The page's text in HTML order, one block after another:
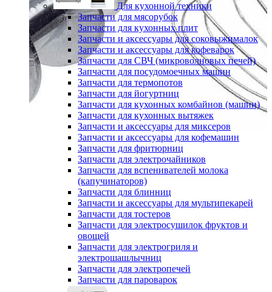
Для кухонной техники
Запчасти для мясорубок
Запчасти для кухонных плит
Запчасти и аксессуары для соковыжималок
Запчасти и аксессуары для кофеварок
Запчасти для СВЧ (микроволновых печей)
Запчасти для посудомоечных машин
Запчасти для термопотов
Запчасти для йогуртниц
Запчасти для кухонных комбайнов (машин)
Запчасти для кухонных вытяжек
Запчасти и аксессуары для миксеров
Запчасти и аксессуары для кофемашин
Запчасти для фритюрниц
Запчасти для электрочайников
Запчасти для вспенивателей молока
(капучинаторов)
Запчасти для блинниц
Запчасти и аксессуары для мультипекарей
Запчасти для тостеров
Запчасти для электросушилок фруктов и
овощей
Запчасти для электрогриля и
электрошашлычниц
Запчасти для электропечей
Запчасти для пароварок